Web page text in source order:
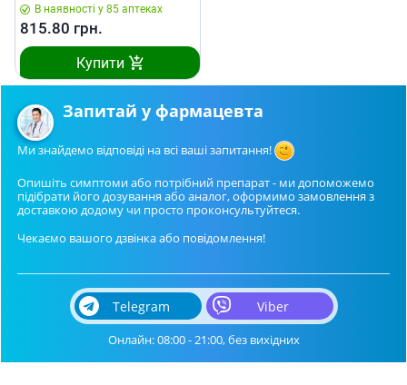
В наявності у 85 аптеках
815.80 грн.
Купити
Запитай у фармацевта
Ми знайдемо відповіді на всі ваші запитання!
Опишіть симптоми або потрібний препарат - ми допоможемо
підібрати його дозування або аналог, оформимо замовлення з
доставкою додому чи просто проконсультуйтеся.
Чекаємо вашого дзвінка або повідомлення!
Telegram Viber
Онлайн: 08:00 - 21:00, без вихідних